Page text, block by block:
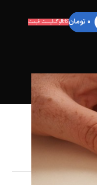
0تومانکاتالوگلیست قیمت